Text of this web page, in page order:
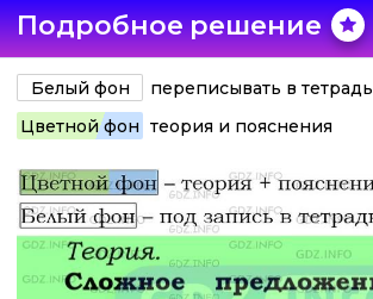
Подробное решение
Белый фон
переписывать в тетрадь
Цветной фон теория и пояснения